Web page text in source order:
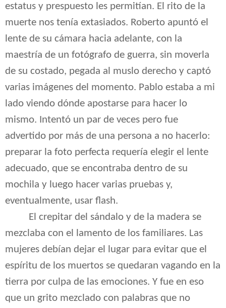
estatus y prespuesto les permitían. El rito de la
muerte nos tenía extasiados. Roberto apuntó el
lente de su cámara hacia adelante, con la
maestría de un fotógrafo de guerra, sin moverla
de su costado, pegada al muslo derecho y captó
varias imágenes del momento. Pablo estaba a mi
lado viendo dónde apostarse para hacer lo
mismo. Intentó un par de veces pero fue
advertido por más de una persona a no hacerlo:
preparar la foto perfecta requería elegir el lente
adecuado, que se encontraba dentro de su
mochila y luego hacer varias pruebas y,
eventualmente, usar flash.
El crepitar del sándalo y de la madera se
mezclaba con el lamento de los familiares. Las
mujeres debían dejar el lugar para evitar que el
espíritu de los muertos se quedaran vagando en la
tierra por culpa de las emociones. Y fue en eso
que un grito mezclado con palabras que no